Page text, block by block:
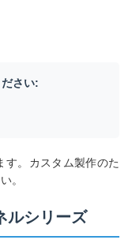
さい:
す。カスタム製作のた
。
ルシリーズ